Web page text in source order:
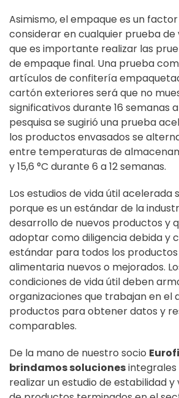
Asimismo, el empaque es un
considerar en cualquier prueba de
que es importante realizar las
de empaque final. Una prueba
artículos de confitería
cartón exteriores será que no
significativos durante 16 semanas
pesquisa se sugirió una prueba
los productos envasados ​​se
entre temperaturas de
y 15,6 °C durante 6 a 12 semanas.
Los estudios de vida útil
porque es un estándar de la
desarrollo de nuevos productos y
adoptar como diligencia debida y
estándar para todos los
alimentaria nuevos o mejorados.
condiciones de vida útil deben
organizaciones que trabajan en el
productos para obtener datos y
comparables.
De la mano de nuestro socio
brindamos solucionesintegrales
realizar un estudio de estabilidad